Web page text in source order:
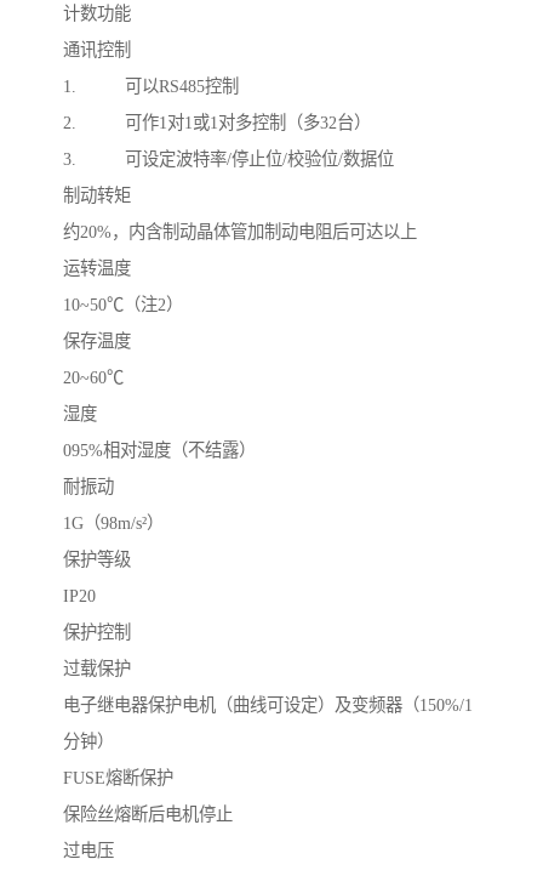
计数功能
通讯控制
1. 可以RS485控制
2. 可作1对1或1对多控制（多32台）
3. 可设定波特率/停止位/校验位/数据位
制动转矩
约20%，内含制动晶体管加制动电阻后可达以上
运转温度
10~50℃（注2）
保存温度
20~60℃
湿度
095%相对湿度（不结露）
耐振动
1G（98m/s²）
保护等级
IP20
保护控制
过载保护
电子继电器保护电机（曲线可设定）及变频器（150%/1
分钟）
FUSE熔断保护
保险丝熔断后电机停止
过电压